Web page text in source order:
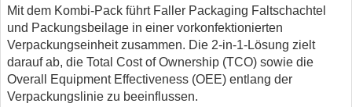
Mit dem Kombi-Pack führt Faller Packaging Faltschachtel
und Packungsbeilage in einer vorkonfektionierten
Verpackungseinheit zusammen. Die 2-in-1-Lösung zielt
darauf ab, die Total Cost of Ownership (TCO) sowie die
Overall Equipment Effectiveness (OEE) entlang der
Verpackungslinie zu beeinflussen.